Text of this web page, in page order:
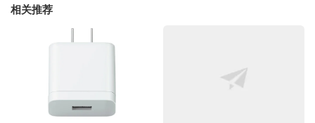
相关推荐